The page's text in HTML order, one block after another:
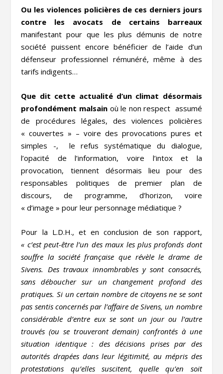
Ou les violences policières de ces derniers jours
contre les avocats de certains barreaux
manifestant pour que les plus démunis de notre
société puissent encore bénéficier de l’aide d’un
défenseur professionnel rémunéré, même à des
tarifs indigents…
Que dit cette actualité d’un climat désormais
profondément malsain où le non respect assumé
de procédures légales, des violences policières
« couvertes » – voire des provocations pures et
simples -, le refus systématique du dialogue,
l’opacité de l’information, voire l’intox et la
provocation, tiennent désormais lieu pour des
responsables politiques de premier plan de
discours, de programme, d’horizon, voire
« d’image » pour leur personnage médiatique ?
Pour la L.D.H., et en conclusion de son rapport,
« c’est peut-être l’un des maux les plus profonds dont
souffre la société française que révèle le drame de
Sivens. Des travaux innombrables y sont consacrés,
sans déboucher sur un changement profond des
pratiques. Si un certain nombre de citoyens ne se sont
pas sentis concernés par l’affaire de Sivens, un nombre
considérable d’entre eux se sont un jour ou l’autre
trouvés (ou se trouveront demain) confrontés à une
situation identique : des décisions prises par des
autorités drapées dans leur légitimité, au mépris des
protestations qu’elles suscitent, quelle qu’en soit